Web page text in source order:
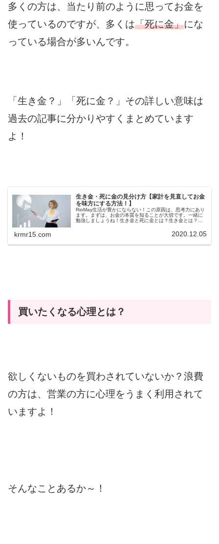
多くの方は、当たり前のように思ってお金を
使っているのですが、多くは「死に金」にな
っている場合が多いんです。
「生き金？」「死に金？」その詳しい意味は
過去の記事に分かりやすくまとめています
よ！
生き金・死に金の見分け方【家計を見直してお金
を味方にする方法！】
RioMay生活が豊かにならない！この原因は、思考力にあり
ます。まずは、お金の本質を知ることが大切です。一緒に
勉強しましょうね！生き金と死に金とは？生き金とは？生
krmr15.com 2020.12.05
買いたくなる心理とは？
欲しくないものを買わされていないか？浪費
の方は、営業の方に心理をうまく利用されて
いますよ！
そんなことあるか～！